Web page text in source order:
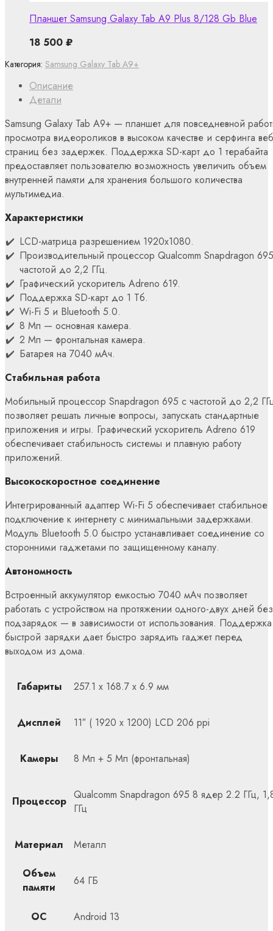
Описание
Детали
Samsung Galaxy Tab A9+ — планшет для повседневной
просмотра видеороликов в высоком качестве и серфинга
страниц без задержек. Поддержка SD-карт до 1 терабайта
предоставляет пользователю возможность увеличить объем
внутренней памяти для хранения большого количества
мультимедиа.
Характеристики
LCD-матрица разрешением 1920х1080.
Производительный процессор Qualcomm Snapdragon 695
частотой до 2,2 ГГц.
Графический ускоритель Adreno 619.
Поддержка SD-карт до 1 Тб.
Wi-Fi 5 и Bluetooth 5.0.
8 Мп — основная камера.
2 Мп — фронтальная камера.
Батарея на 7040 мАч.
Стабильная работа
Мобильный процессор Snapdragon 695 с частотой до 2,2
позволяет решать личные вопросы, запускать стандартные
приложения и игры. Графический ускоритель Adreno 619
обеспечивает стабильность системы и плавную работу
приложений.
Высокоскоростное соединение
Интегрированный адаптер Wi-Fi 5 обеспечивает стабильное
подключение к интернету с минимальными задержками.
Модуль Bluetooth 5.0 быстро устанавливает соединение со
сторонними гаджетами по защищенному каналу.
Автономность
Встроенный аккумулятор емкостью 7040 мАч позволяет
работать с устройством на протяжении одного-двух дней без
подзарядок — в зависимости от использования. Поддержка
быстрой зарядки дает быстро зарядить гаджет перед
выходом из дома.
Габариты 257.1 х 168.7 х 6.9 мм
Дисплей 11″ ( 1920 x 1200) LCD 206 ppi
Камеры 8 Мп + 5 Мп (фронтальная)
Процессор Qualcomm Snapdragon 695 8 ядер 2.2 ГГц,
ГГц
Материал Металл
Объем
памяти
64 ГБ
ОС Android 13
Категория: Samsung Galaxy Tab A9+
Планшет Samsung Galaxy Tab A9 Plus 8/128 Gb Blue
18 500 ₽